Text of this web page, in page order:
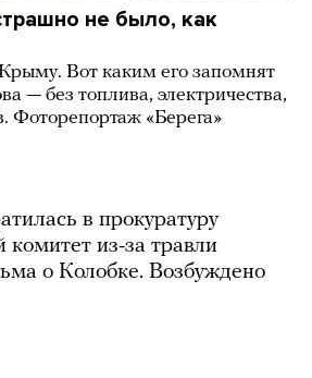
не было, как
Вот каким его запомнят
— без топлива, электричества,
Фоторепортаж «Берега»
в прокуратуру
из-за травли
о Колобке. Возбуждено